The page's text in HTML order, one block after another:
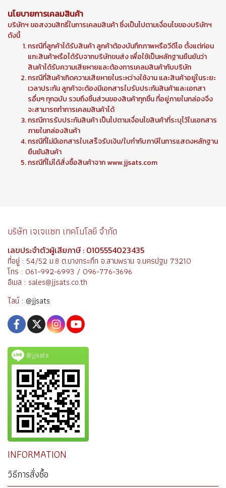
นโยบายการเคลมสินค้า
บริษัทฯ ขอสงวนสิทธิ์ในการเคลมสินค้า ซึ่งเป็นไปตามเงื่อนไขของบริษัทฯ
ดังนี้
กรณีที่ลูกค้าได้รับสินค้า ลูกค้าต้องบันทึกภาพหรือวีดีโอ ตั้งแต่ก่อน
แกะสินค้าหรือได้รับจากบริษัทขนส่ง เพื่อใช้เป็นหลักฐานยืนยันว่า
สินค้าได้รับความเสียหายและต้องการเคลมสินค้ากับบริษัท
กรณีที่สินค้าเกิดความเสียหายในระหว่างใช้งาน และสินค้าอยู่ในระยะ
เวลาประกัน ลูกค้าจะต้องมีเอกสารใบรับประกันสินค้าและเอกสา
รอื่นๆ ทุกฉบับ รวมถึงชิ้นส่วนของสินค้าทุกชิ้น ที่อยู่ภายในกล่องจึง
จะสามารถทำการเคลมสินค้าได้
กรณีการรับประกันสินค้า เป็นไปตามเงื่อนไขสินค้าที่ระบุไว้ในเอกสาร
ภายในกล่องสินค้า
กรณีที่ไม่มีเอกสารใบเสร็จรับเงิน/ใบกำกับภาษีในการแสดงหลักฐาน
ยืนยันสินค้า
กรณีที่ไม่ได้สั่งซื้อสินค้าจาก www.jjsats.com
บริษัท เจเจแซท เทคโนโลยี จำกัด
เลขประจำตัวผู้เสียภาษี : 0105554023435
ที่อยู่ : 54/52 ม.8 ต.บางกระทึก อ.สามพราน จ.นครปฐม 73210
โทร : 061-992-6993 / 096-776-3696
อีเมล : sales@jjsats.co.th
ไลน์ : @jjsats
@jjsats
INFORMATION
วิธีการสั่งซื้อ